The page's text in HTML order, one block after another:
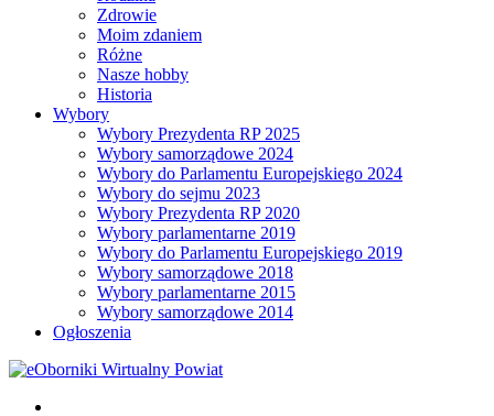
Zdrowie
Moim zdaniem
Różne
Nasze hobby
Historia
Wybory
Wybory Prezydenta RP 2025
Wybory samorządowe 2024
Wybory do Parlamentu Europejskiego 2024
Wybory do sejmu 2023
Wybory Prezydenta RP 2020
Wybory parlamentarne 2019
Wybory do Parlamentu Europejskiego 2019
Wybory samorządowe 2018
Wybory parlamentarne 2015
Wybory samorządowe 2014
Ogłoszenia